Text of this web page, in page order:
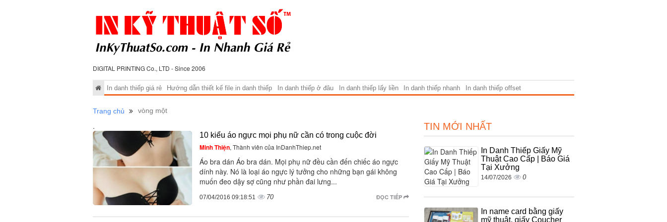
DIGITAL PRINTING Co., LTD - Since 2006
In danh thiếp giá rẻ Hướng dẫn thiết kế file in danh thiếp In danh thiếp ở đâu In danh thiếp lấy liền In danh thiếp nhanh In danh thiếp offset
Trang chủ vòng một
.
10 kiểu áo ngực mọi phụ nữ cần có trong cuộc đời
Minh Thiện, Thành viên của InDanhThiep.net
Áo bra dán Áo bra dán. Mọi phụ nữ đều cần đến chiếc áo ngực
dính này. Nó là loại áo ngực lý tưởng cho những bạn gái không
muốn đeo dậy sợ cũng như phần đai lưng...
ĐỌC TIẾP
07/04/2016 09:18:51 70
TIN MỚI NHẤT
In Danh Thiếp Giấy Mỹ
Thuật Cao Cấp | Báo Giá
Tại Xưởng
14/07/2026 0
In name card bằng giấy
mỹ thuật, giấy Coucher